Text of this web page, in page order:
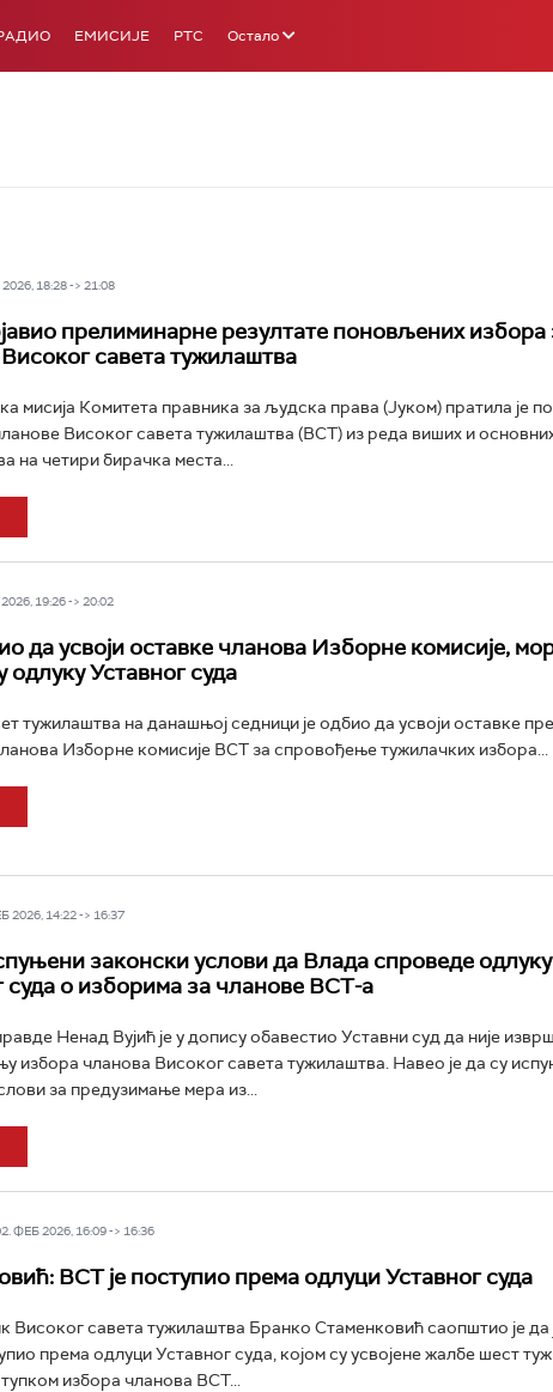
ЕМИСИЈЕ РТС Остало
18:28 -> 21:08
прелиминарне резултате поновљених избора
савета тужилаштва
мисија Комитета правника за људска права (Јуком) пратила је
Високог савета тужилаштва (ВСТ) из реда виших и
на четири бирачка места...
19:26 -> 20:02
да усвоји оставке чланова Изборне комисије,
одлуку Уставног суда
тужилаштва на данашњој седници је одбио да усвоји оставке
Изборне комисије ВСТ за спровођење тужилачких избора...
2026, 14:22 -> 16:37
законски услови да Влада спроведе одлуку
суда о изборима за чланове ВСТ-а
Ненад Вујић је у допису обавестио Уставни суд да није
избора чланова Високог савета тужилаштва. Навео је да су
за предузимање мера из...
ФЕБ 2026, 16:09 -> 16:36
ВСТ је поступио према одлуци Уставног суда
Високог савета тужилаштва Бранко Стаменковић саопштио је да
према одлуци Уставног суда, којом су усвојене жалбе шест
избора чланова ВСТ...